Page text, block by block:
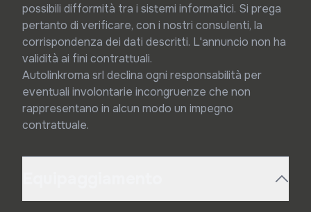
possibili difformità tra i sistemi informatici. Si prega
pertanto di verificare, con i nostri consulenti, la
corrispondenza dei dati descritti. L'annuncio non ha
validità ai fini contrattuali.
Autolinkroma srl declina ogni responsabilità per
eventuali involontarie incongruenze che non
rappresentano in alcun modo un impegno
contrattuale.